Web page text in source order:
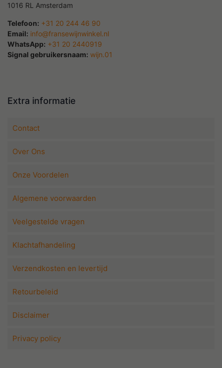
1016 RL Amsterdam
Telefoon: +31 20 244 46 90
Email: info@fransewijnwinkel.nl
WhatsApp: +31 20 2440919
Signal gebruikersnaam: wijn.01
Extra informatie
Contact
Over Ons
Onze Voordelen
Algemene voorwaarden
Veelgestelde vragen
Klachtafhandeling
Verzendkosten en levertijd
Retourbeleid
Disclaimer
Privacy policy